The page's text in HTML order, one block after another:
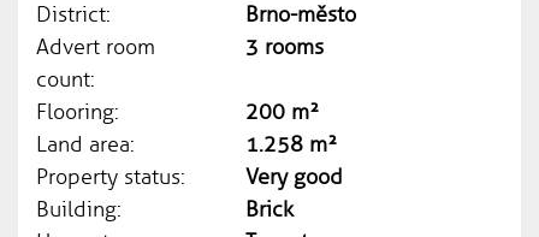
District:
Brno-město
Advert room
count:
3 rooms
Flooring:
200 m²
Land area:
1.258 m²
Property status:
Very good
Building:
Brick